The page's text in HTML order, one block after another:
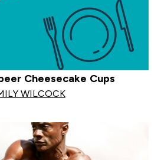
Cheesecake Cups
WILCOCK